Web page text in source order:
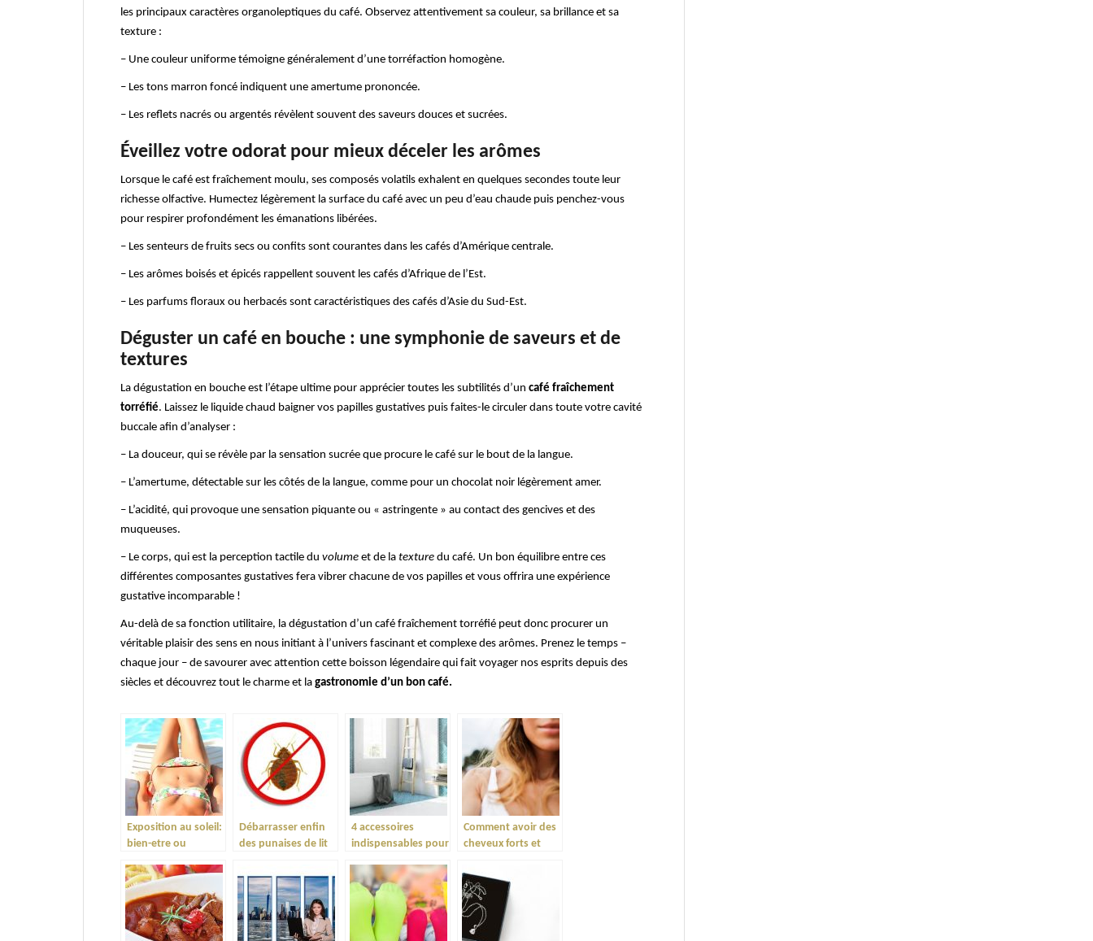
les principaux caractères organoleptiques du café. Observez attentivement sa couleur, sa brillance et sa
texture :
– Une couleur uniforme témoigne généralement d’une torréfaction homogène.
– Les tons marron foncé indiquent une amertume prononcée.
– Les reflets nacrés ou argentés révèlent souvent des saveurs douces et sucrées.
Éveillez votre odorat pour mieux déceler les arômes
Lorsque le café est fraîchement moulu, ses composés volatils exhalent en quelques secondes toute leur
richesse olfactive. Humectez légèrement la surface du café avec un peu d’eau chaude puis penchez-vous
pour respirer profondément les émanations libérées.
– Les senteurs de fruits secs ou confits sont courantes dans les cafés d’Amérique centrale.
– Les arômes boisés et épicés rappellent souvent les cafés d’Afrique de l’Est.
– Les parfums floraux ou herbacés sont caractéristiques des cafés d’Asie du Sud-Est.
Déguster un café en bouche : une symphonie de saveurs et de
textures
La dégustation en bouche est l’étape ultime pour apprécier toutes les subtilités d’un café fraîchement
torréfié. Laissez le liquide chaud baigner vos papilles gustatives puis faites-le circuler dans toute votre cavité
buccale afin d’analyser :
– La douceur, qui se révèle par la sensation sucrée que procure le café sur le bout de la langue.
– L’amertume, détectable sur les côtés de la langue, comme pour un chocolat noir légèrement amer.
– L’acidité, qui provoque une sensation piquante ou « astringente » au contact des gencives et des
muqueuses.
– Le corps, qui est la perception tactile du volume et de la texture du café. Un bon équilibre entre ces
différentes composantes gustatives fera vibrer chacune de vos papilles et vous offrira une expérience
gustative incomparable !
Au-delà de sa fonction utilitaire, la dégustation d’un café fraîchement torréfié peut donc procurer un
véritable plaisir des sens en nous initiant à l’univers fascinant et complexe des arômes. Prenez le temps –
chaque jour – de savourer avec attention cette boisson légendaire qui fait voyager nos esprits depuis des
siècles et découvrez tout le charme et la gastronomie d’un bon café.
Exposition au soleil:
bien-etre ou
Débarrasser enfin
des punaises de lit
4 accessoires
indispensables pour
bien équipée
Comment avoir des
cheveux forts et